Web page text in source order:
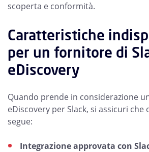
scoperta e conformità.
Caratteristiche
per un fornitore di
eDiscovery
Quando prende in considerazione
eDiscovery per Slack, si assicuri che
segue:
Integrazione approvata con